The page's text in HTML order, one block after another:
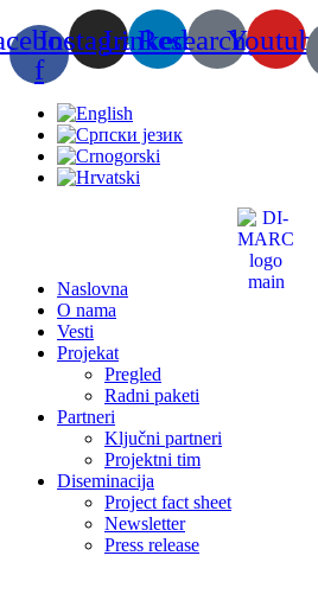
Скочите
на
садржај
f
InstagramLinkedin
Researchgate
Youtube
Naslovna
O nama
Vesti
Projekat
Pregled
Radni paketi
Partneri
Ključni partneri
Projektni tim
Diseminacija
Project fact sheet
Newsletter
Press release